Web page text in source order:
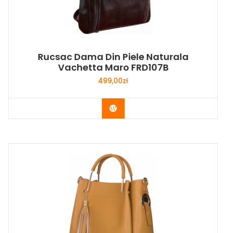
Rucsac Dama Din Piele Naturala
Vachetta Maro FRD107B
499,00zł
Buy Now